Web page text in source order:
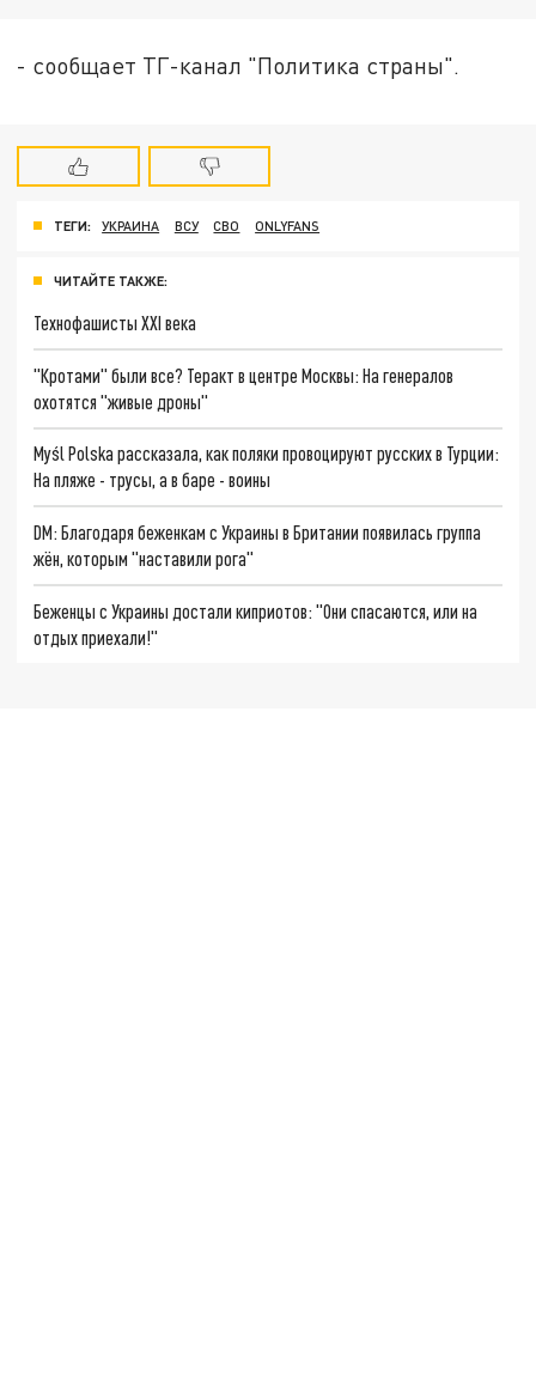
- сообщает ТГ-канал "Политика страны".
ТЕГИ: УКРАИНА ВСУ СВО ONLYFANS
ЧИТАЙТЕ ТАКЖЕ:
Технофашисты XXI века
"Кротами" были все? Теракт в центре Москвы: На генералов
охотятся "живые дроны"
Myśl Polska рассказала, как поляки провоцируют русских в Турции:
На пляже - трусы, а в баре - воины
DM: Благодаря беженкам с Украины в Британии появилась группа
жён, которым "наставили рога"
Беженцы с Украины достали киприотов: "Они спасаются, или на
отдых приехали!"